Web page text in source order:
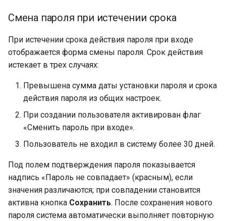
Смена пароля при истечении срока
При истечении срока действия пароля при входе
отображается форма смены пароля. Срок действия
истекает в трех случаях:
Превышена сумма даты установки пароля и срока
действия пароля из общих настроек.
При создании пользователя активирован флаг
«Сменить пароль при входе».
Пользователь не входил в систему более 30 дней.
Под полем подтверждения пароля показывается
надпись «Пароль не совпадает» (красным), если
значения различаются; при совпадении становится
активна кнопка Сохранить. После сохранения нового
пароля система автоматически выполняет повторную